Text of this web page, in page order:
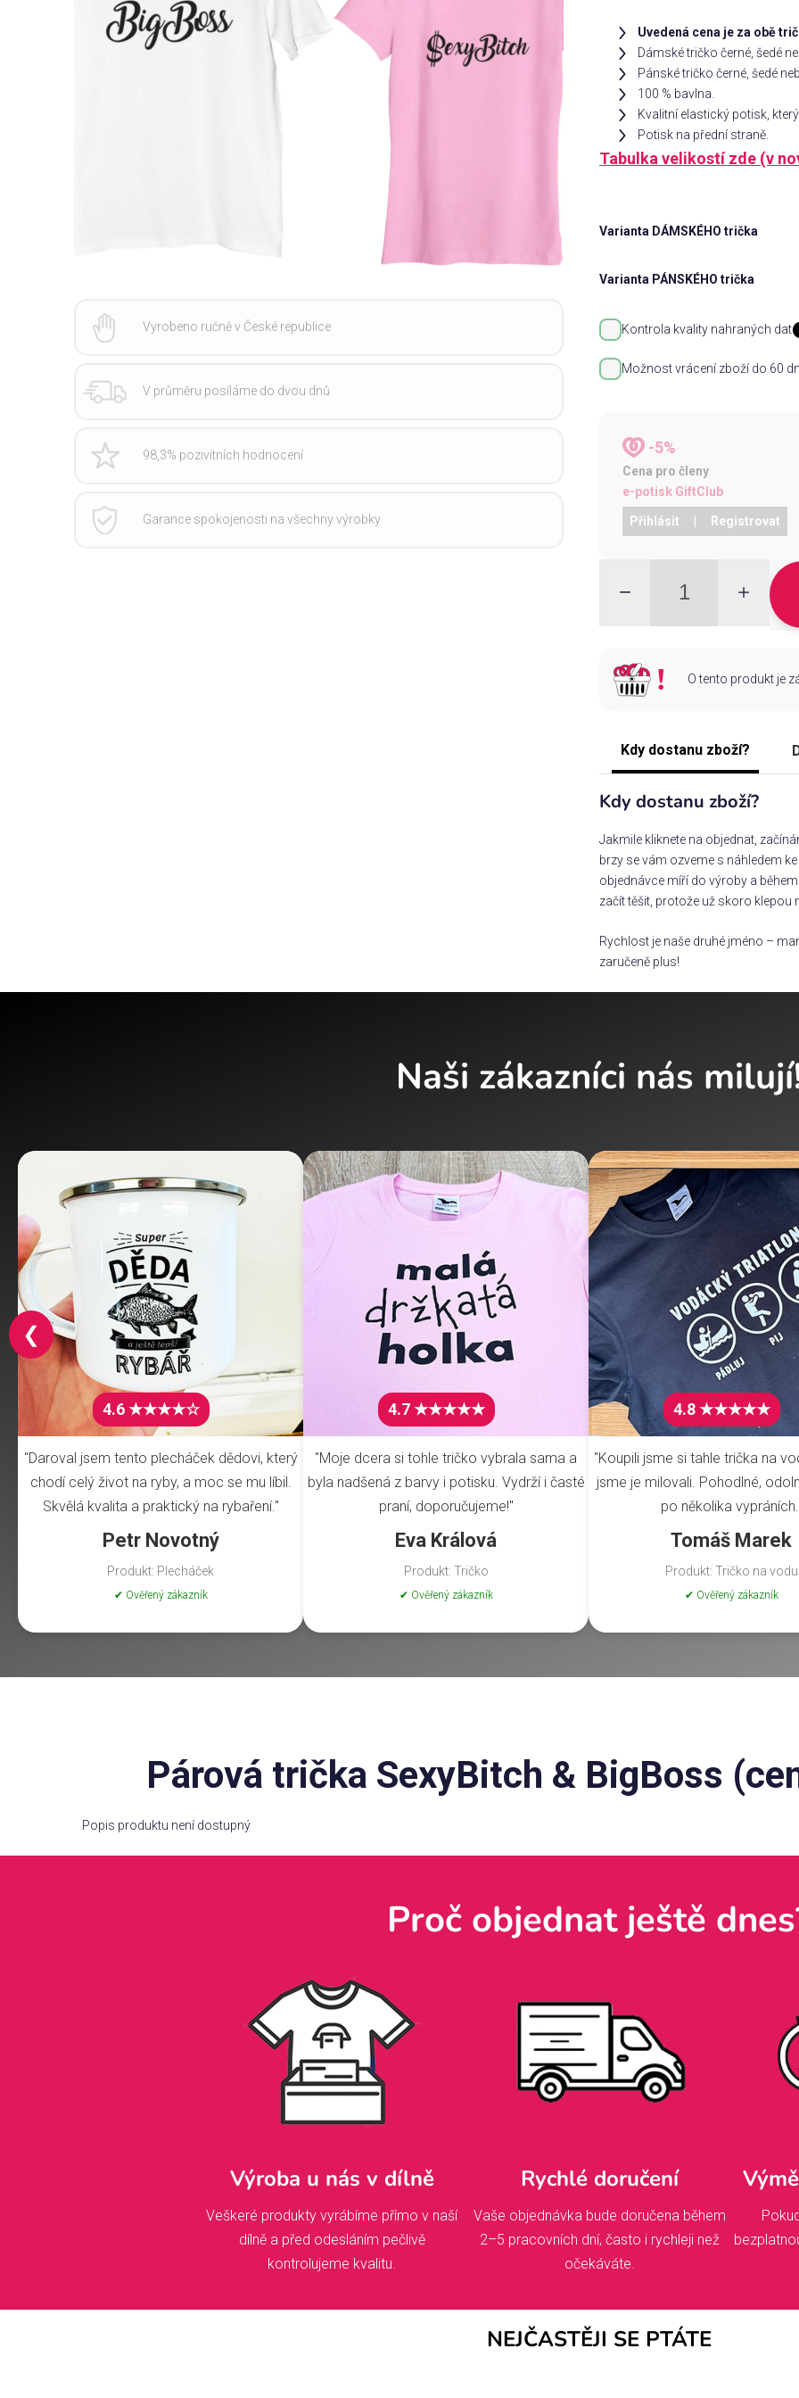
Uvedená cena je za obě
Dámské tričko černé, šedé
Pánské tričko černé, šedé
100 % bavlna.
Kvalitní elastický potisk,
Potisk na přední straně.
Tabulka velikostí zde (v
Varianta DÁMSKÉHO trička
Varianta PÁNSKÉHO trička
Kontrola kvality nahraných dat
Možnost vrácení zboží do 60
-5%
Cena pro členy
e-potisk GiftClub
Přihlásit Registrovat
O tento produkt je
Kdy dostanu zboží?
Kdy dostanu zboží?
Jakmile kliknete na objednat,
brzy se vám ozveme s náhledem
objednávce míří do výroby a
začít těšit, protože už skoro klepou
Rychlost je naše druhé jméno –
zaručeně plus!
Vyrobeno ručně v České republice
V průměru posíláme do dvou dnů
98,3% pozivitních hodnocení
Garance spokojenosti na všechny výrobky
Naši zákazníci nás
4.6 ★★★★☆
"Daroval jsem tento plecháček dědovi, který
chodí celý život na ryby, a moc se mu líbil.
Skvělá kvalita a praktický na rybaření."
Petr Novotný
Produkt: Plecháček
✔ Ověřený zákazník
4.7 ★★★★★
"Moje dcera si tohle tričko vybrala sama a
byla nadšená z barvy i potisku. Vydrží i časté
praní, doporučujeme!"
Eva Králová
Produkt: Tričko
✔ Ověřený zákazník
4.8 ★★★★★
"Koupili jsme si tahle trička na
jsme je milovali. Pohodlné,
po několika
Tomáš Marek
Produkt: Tričko na vodu
✔ Ověřený zákazník
❮
Párová trička SexyBitch & BigBoss
Popis produktu není dostupný
Proč objednat ještě
Výroba u nás v dílně
Veškeré produkty vyrábíme přímo v naší
dílně a před odesláním pečlivě
kontrolujeme kvalitu.
Rychlé doručení
Vaše objednávka bude doručena během
2–5 pracovních dní, často i rychleji než
očekáváte.
NEJČASTĚJI SE PTÁTE